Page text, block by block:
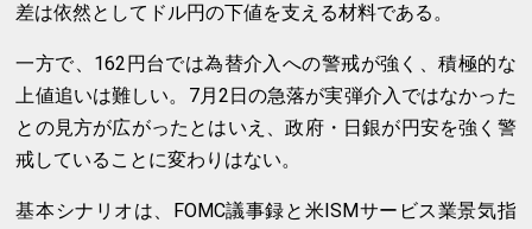
差は依然としてドル円の下値を支える材料である。
一方で、162円台では為替介入への警戒が強く、積極的な
上値追いは難しい。7月2日の急落が実弾介入ではなかった
との見方が広がったとはいえ、政府・日銀が円安を強く警
戒していることに変わりはない。
基本シナリオは、FOMC議事録と米ISMサービス業景気指